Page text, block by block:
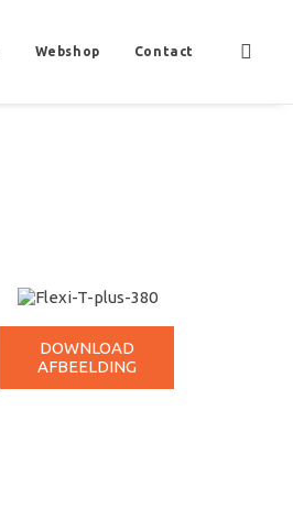
Webshop Contact
DOWNLOAD
AFBEELDING